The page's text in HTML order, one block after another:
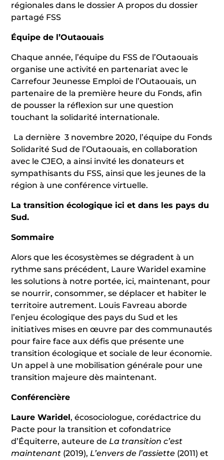
régionales dans le dossier A propos du dossier
partagé FSS
Équipe de l’Outaouais
Chaque année, l’équipe du FSS de l’Outaouais
organise une activité en partenariat avec le
Carrefour Jeunesse Emploi de l’Outaouais, un
partenaire de la première heure du Fonds, afin
de pousser la réflexion sur une question
touchant la solidarité internationale.
La dernière 3 novembre 2020, l’équipe du Fonds
Solidarité Sud de l’Outaouais, en collaboration
avec le CJEO, a ainsi invité les donateurs et
sympathisants du FSS, ainsi que les jeunes de la
région à une conférence virtuelle.
La transition écologique ici et dans les pays du
Sud.
Sommaire
Alors que les écosystèmes se dégradent à un
rythme sans précédent, Laure Waridel examine
les solutions à notre portée, ici, maintenant, pour
se nourrir, consommer, se déplacer et habiter le
territoire autrement. Louis Favreau aborde
l’enjeu écologique des pays du Sud et les
initiatives mises en œuvre par des communautés
pour faire face aux défis que présente une
transition écologique et sociale de leur économie.
Un appel à une mobilisation générale pour une
transition majeure dès maintenant.
Conférencière
Laure Waridel, écosociologue, corédactrice du
Pacte pour la transition et cofondatrice
d’Équiterre, auteure de La transition c’est
maintenant (2019), L’envers de l’assiette (2011) et